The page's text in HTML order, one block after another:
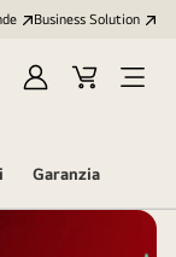
Business Solution
AccediCart
Open
Garanzia